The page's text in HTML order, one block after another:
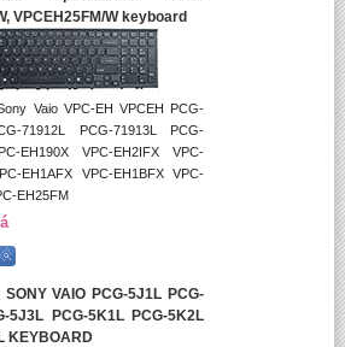
VPCEH25FM/W keyboard
Vaio VPC-EH VPCEH PCG-
71912L PCG-71913L PCG-
EH190X VPC-EH2IFX VPC-
EH1AFX VPC-EH1BFX VPC-
EH25FM
VAIO PCG-5J1L PCG-
5J3L PCG-5K1L PCG-5K2L
KEYBOARD